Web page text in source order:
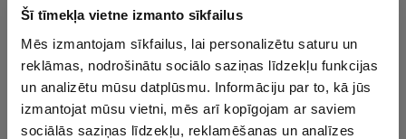
Šī tīmekļa vietne izmanto sīkfailus
Mēs izmantojam sīkfailus, lai personalizētu saturu un
reklāmas, nodrošinātu sociālo saziņas līdzekļu funkcijas
un analizētu mūsu datplūsmu. Informāciju par to, kā jūs
izmantojat mūsu vietni, mēs arī kopīgojam ar saviem
sociālās saziņas līdzekļu, reklamēšanas un analīzes
grandiozu piedāvājumu.
Fēlikss aizvadītajā sezonā ar “Benfica” kļuva par
Portugāles čempionu, bet talantīgais uzbrucējs kopumā
43 spēlēs izcēlās ar 20 gūtiem vārtiem, aizvadot savu
labāko sezonu karjerā.